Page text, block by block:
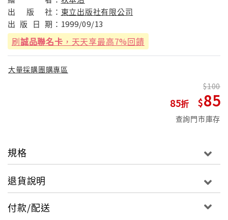
出
版 社： 東立出版社有限公司
出 版 日 期： 1999/09/13
刷誠品聯名卡 ，天天享最高7%回饋
大量採購團購專區
85
100
85
查詢門市庫存
規格
退貨說明
付款/配送